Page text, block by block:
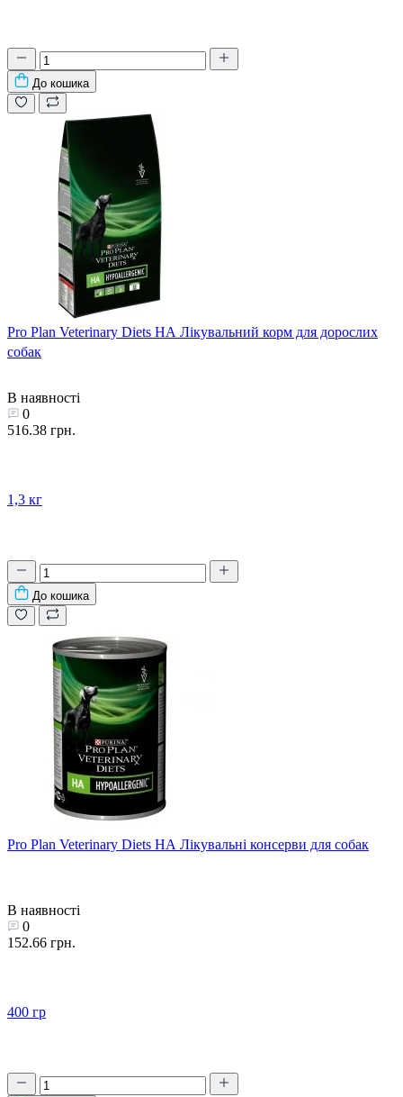
До кошика
Pro Plan Veterinary Diets HA Лікувальний корм для дорослих
собак
В наявності
0
516.38 грн.
1,3 кг
До кошика
Pro Plan Veterinary Diets HA Лікувальні консерви для собак
В наявності
0
152.66 грн.
400 гр